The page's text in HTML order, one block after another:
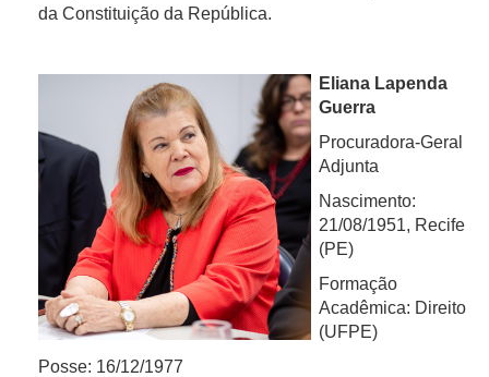
da Constituição da República.
Eliana Lapenda
Guerra
Procuradora-Geral
Adjunta
Nascimento:
21/08/1951, Recife
(PE)
Formação
Acadêmica: Direito
(UFPE)
Posse: 16/12/1977